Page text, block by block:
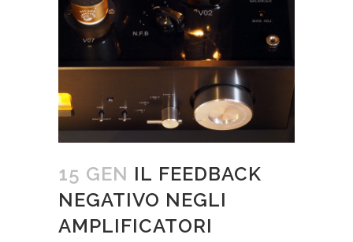
15 GEN IL FEEDBACK
NEGATIVO NEGLI
AMPLIFICATORI